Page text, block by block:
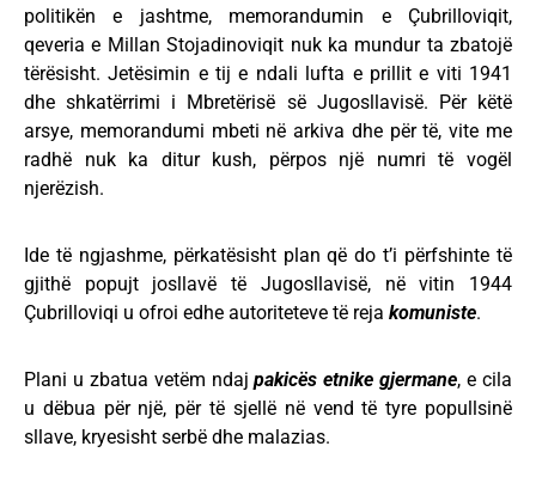
politikën e jashtme, memorandumin e Çubrilloviqit,
qeveria e Millan Stojadinoviqit nuk ka mundur ta zbatojë
tërësisht. Jetësimin e tij e ndali lufta e prillit e viti 1941
dhe shkatërrimi i Mbretërisë së Jugosllavisë. Për këtë
arsye, memorandumi mbeti në arkiva dhe për të, vite me
radhë nuk ka ditur kush, përpos një numri të vogël
njerëzish.
Ide të ngjashme, përkatësisht plan që do t’i përfshinte të
gjithë popujt josllavë të Jugosllavisë, në vitin 1944
Çubrilloviqi u ofroi edhe autoriteteve të reja komuniste.
Plani u zbatua vetëm ndajpakicës etnike gjermane, e cila
u dëbua për një, për të sjellë në vend të tyre popullsinë
sllave, kryesisht serbë dhe malazias.